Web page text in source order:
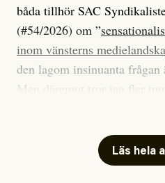
båda tillhör SAC
(#54/2026) om ”
inom vänsterns
den lagom insinuanta
Men däremot tror jag fler
journalistik som vänder sig
jaga inbördes beundran.
Läs hela